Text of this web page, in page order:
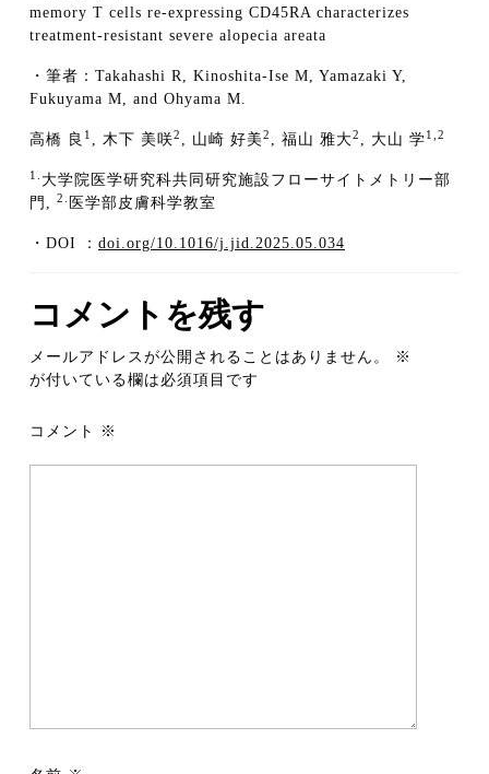
memory T cells re-expressing CD45RA characterizes
treatment-resistant severe alopecia areata
・筆者：Takahashi R, Kinoshita-Ise M, Yamazaki Y,
Fukuyama M, and Ohyama M.
高橋 良 1 , 木下 美咲2 , 山崎 好美2 , 福山 雅大2 , 大山 学1,2
1. 大学院医学研究科共同研究施設フローサイトメトリー部
門,
2. 医学部皮膚科学教室
・DOI ： doi.org/10.1016/j.jid.2025.05.034
コメントを残す
メールアドレスが公開されることはありません。
※
が付いている欄は必須項目です
コメント ※